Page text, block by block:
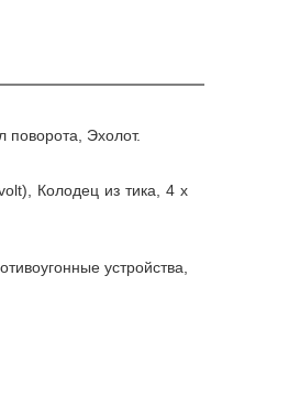
поворота, Эхолот.
Колодец из тика, 4 x
устройства,